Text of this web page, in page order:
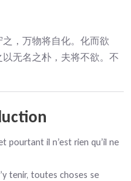
，万物将自化。化而欲
无名之朴，夫将不欲。不
pourtant il n’est rien qu’il ne
tenir, toutes choses se